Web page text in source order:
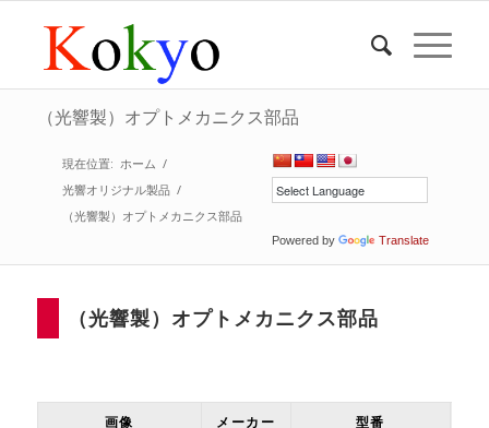
（光響製）オプトメカニクス部品
Powered by Translate
現在位置: ホーム /
光響オリジナル製品 /
（光響製）オプトメカニクス部品
（光響製）オプトメカニクス部品
画像 メーカー 型番